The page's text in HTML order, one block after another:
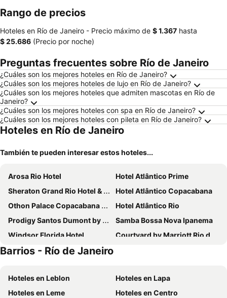
Rango de precios
Hoteles en Río de Janeiro - Precio máximo de ‎$ 1.367 hasta
‎$ 25.686 (Precio por noche)
Preguntas frecuentes sobre Río de Janeiro
¿Cuáles son los mejores hoteles en Río de Janeiro?
¿Cuáles son los mejores hoteles de lujo en Río de Janeiro?
¿Cuáles son los mejores hoteles que admiten mascotas en Río de
Janeiro?
¿Cuáles son los mejores hoteles con spa en Río de Janeiro?
¿Cuáles son los mejores hoteles con pileta en Río de Janeiro?
Hoteles en Río de Janeiro
También te pueden interesar estos hoteles...
Arosa Rio Hotel
Hotel Atlântico Prime
Sheraton Grand Rio Hotel & Resort
Hotel Atlântico Copacabana
Othon Palace Copacabana Rio
Hotel Atlântico Rio
Prodigy Santos Dumont by Wish
Samba Bossa Nova Ipanema
Windsor Florida Hotel
Courtyard by Marriott Rio de Janeiro Barra da Tijuca
Socialtel Copacabana
Mar Ipanema Hotel
Windsor Palace Copacabana
Lifestyle Laghetto Collection
Hilton Barra Rio De Janeiro
Barrios - Río de Janeiro
Hoteles en Leblon
Hoteles en Lapa
Hoteles en Leme
Hoteles en Centro